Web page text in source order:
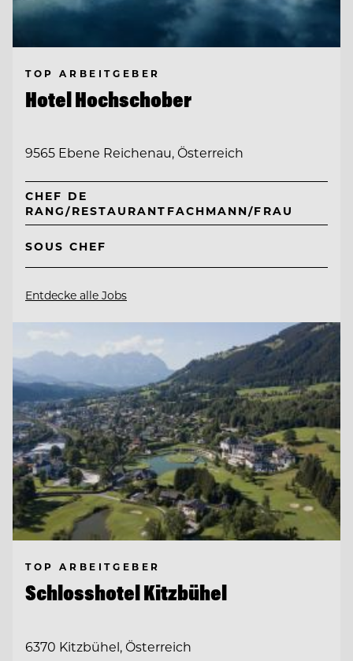
TOP ARBEITGEBER
Hotel Hochschober
9565 Ebene Reichenau, Österreich
CHEF DE
RANG/RESTAURANTFACHMANN/FRAU
SOUS CHEF
Entdecke alle Jobs
TOP ARBEITGEBER
Schlosshotel Kitzbühel
6370 Kitzbühel, Österreich